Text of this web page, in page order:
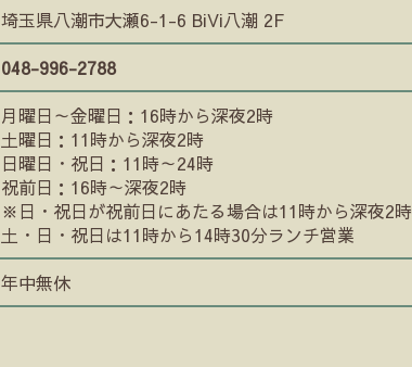
埼玉県八潮市大瀬6-1-6 BiVi八潮 2F
048-996-2788
月曜日～金曜日：16時から深夜2時
土曜日：11時から深夜2時
日曜日・祝日：11時～24時
祝前日：16時～深夜2時
※日・祝日が祝前日にあたる場合は11時から深夜2時
土・日・祝日は11時から14時30分ランチ営業
年中無休